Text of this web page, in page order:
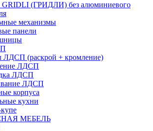
(ГРИДЛИ) без алюминиевого
механизмы
панели
ЛДСП (раскрой + кромление)
ЛДСП
ЛДСП
ЛДСП
корпуса
кухни
МЕБЕЛЬ